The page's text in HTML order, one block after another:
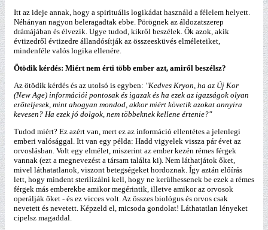
Itt az ideje annak, hogy a spirituális logikádat használd a félelem helyett.
Néhányan nagyon beleragadtak ebbe. Pörögnek az áldozatszerep
drámájában és élvezik. Ugye tudod, kikről beszélek. Ők azok, akik
évtizedről évtizedre állandósítják az összeesküvés elméleteiket,
mindenféle valós logika ellenére.
Ötödik kérdés: Miért nem érti több ember azt, amiről beszélsz?
Az ötödik kérdés és az utolsó is egyben: "Kedves Kryon, ha az Új Kor
(New Age) információi pontosak és igazak és ha ezek az igazságok olyan
erőteljesek, mint ahogyan mondod, akkor miért követik azokat annyira
kevesen? Ha ezek jó dolgok, nem többeknek kellene értenie?"
Tudod miért? Ez azért van, mert ez az információ ellentétes a jelenlegi
emberi valósággal. Itt van egy példa: Hadd vigyelek vissza pár évet az
orvoslásban. Volt egy elmélet, miszerint az ember kezén rémes férgek
vannak (ezt a megnevezést a társam találta ki). Nem láthatjátok őket,
mivel láthatatlanok, viszont betegségeket hordoznak. Így aztán előírás
lett, hogy mindent sterilizálni kell, hogy ne kerülhessenek be ezek a rémes
férgek más emberekbe amikor megérintik, illetve amikor az orvosok
operálják őket - és ez vicces volt. Az összes biológus és orvos csak
nevetett és nevetett. Képzeld el, micsoda gondolat! Láthatatlan lényeket
cipelsz magaddal.